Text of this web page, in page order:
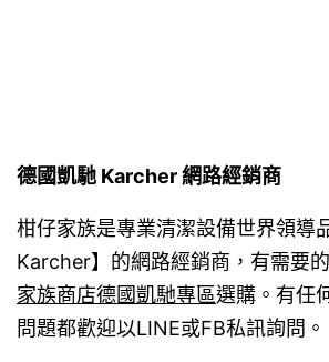
德國凱馳 Karcher 網路經銷商
柑仔家族是專業清潔設備世界領導
Karcher】的網路經銷商，有需要
家族商店德國凱馳專區選購。有任
問題都歡迎以LINE或FB私訊詢問。